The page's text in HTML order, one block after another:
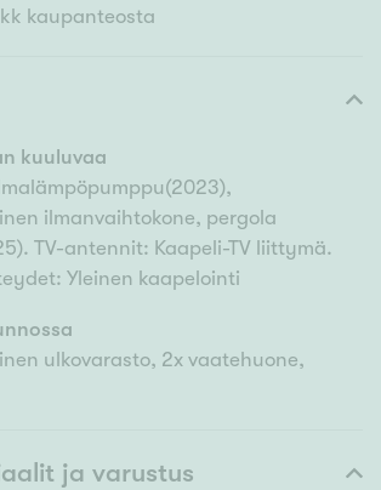
kaupanteosta
kuuluvaa
ilmanvaihtokone, pergola
TV-antennit: Kaapeli-TV liittymä.
Yleinen kaapelointi
ulkovarasto, 2x vaatehuone,
ja varustus